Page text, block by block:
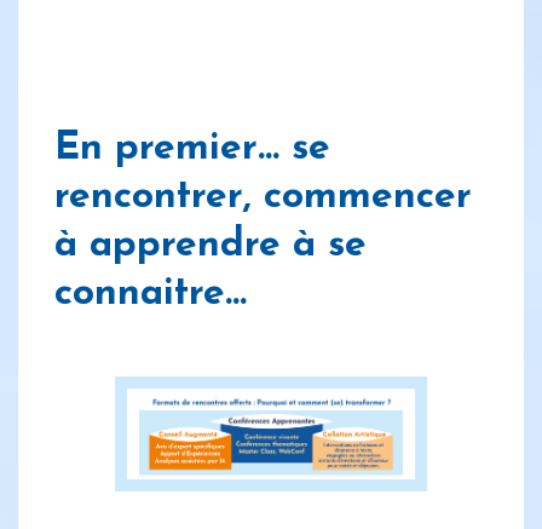
En premier… se
rencontrer, commencer
à apprendre à se
connaitre…